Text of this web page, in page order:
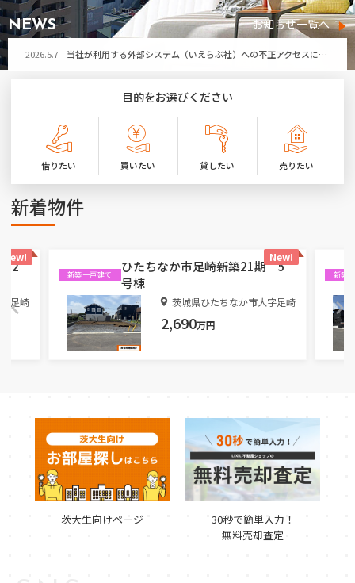
NEWS お知らせ一覧へ
2026.7.17 夏季休暇のお知らせ
2026.5.7 当社が利用する外部システム（いえらぶ社）への不正アクセスによる個人情報流出の可能性について
第32回ひたちなか祭り開催に伴う「勝田営業所」臨時休業のお知らせ
2026.7.17 夏季休暇のお知らせ
2026.5.7 当社が利用する外部システム（いえらぶ社）への不正アクセスによる個人情報流出の可能性について
目的をお選びください
借りたい 買いたい 貸したい 売りたい
新着物件
New!
2
足崎
New!
新築一戸建て
ひたちなか市足崎新築21期 5
号棟
茨城県ひたちなか市大字足崎
2,690万円
新築
茨大生向けページ
30秒で簡単入力！
無料売却査定